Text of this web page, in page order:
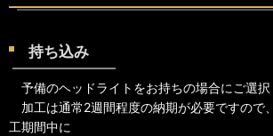
持ち込み
予備のヘッドライトをお持ちの場合にご選択
加工は通常2週間程度の納期が必要ですので
工期間中に